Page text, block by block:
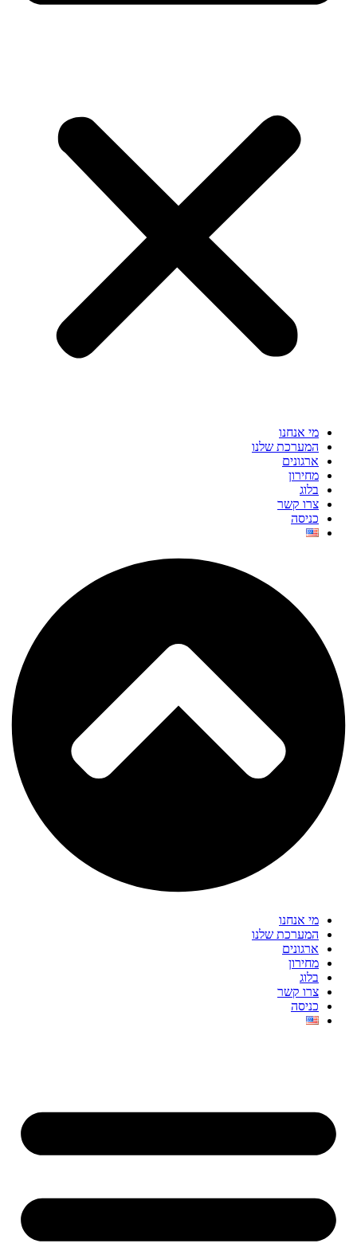
מי אנחנו
המערכת שלנו
ארגונים
מחירון
בלוג
צרו קשר
כניסה
מי אנחנו
המערכת שלנו
ארגונים
מחירון
בלוג
צרו קשר
כניסה